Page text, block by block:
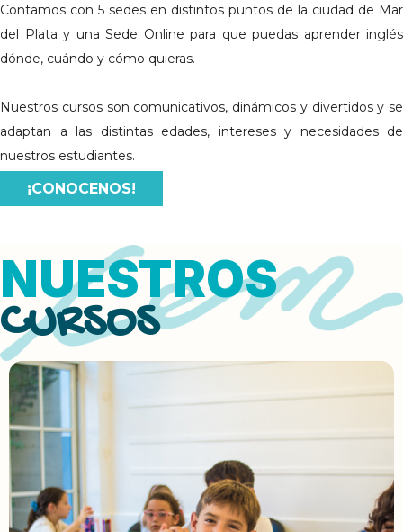
Contamos con 5 sedes en distintos puntos de la ciudad de Mar
del Plata y una Sede Online para que puedas aprender inglés
dónde, cuándo y cómo quieras.
Nuestros cursos son comunicativos, dinámicos y divertidos y se
adaptan a las distintas edades, intereses y necesidades de
nuestros estudiantes.
¡CONOCENOS!
NUESTROS
CURSOS